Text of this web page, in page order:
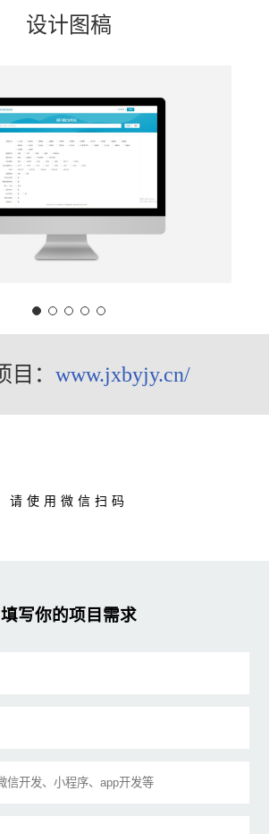
设计图稿
目： www.jxbyjy.cn/
请使用微信扫码
填写你的项目需求